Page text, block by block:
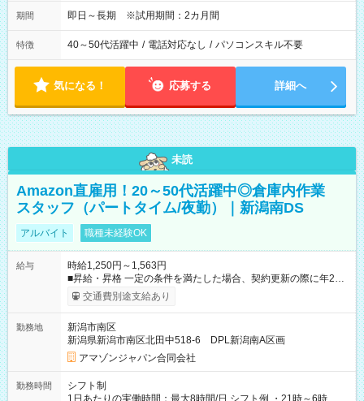
期間 即日～長期 ※試用期間：2カ月間
特徴 40～50代活躍中 / 電話対応なし / パソコンスキル不要
気になる！ 応募する 詳細へ
未読
Amazon直雇用！20～50代活躍中◎倉庫内作業
スタッフ（パートタイム/夜勤）｜新潟南DS
アルバイト 職種未経験OK
給与
時給1,250円～1,563円
■昇給・昇格 一定の条件を満たした場合、契約更新の際に年2回
まで昇給の機会があります。 ■正社員登用制度あり ※月末締/翌
月25日支払い ※時間外手当、別途支給 ※深夜割増賃金 (22:00～
☆Amazon直雇用で安定して働けます！ 【試用期間】試用期間
あり 試用期間の長さ：1週間 雇用形態、給与は本採用時と同じ
です。
交通費別途支給あり
勤務地
新潟市南区
新潟県新潟市南区北田中518-6 DPL新潟南A区画
アマゾンジャパン合同会社
勤務時間
シフト制
1日あたりの実働時間：最大8時間/日 シフト例 ・21時～6時